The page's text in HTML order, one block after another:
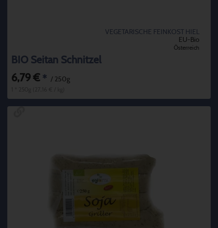
VEGETARISCHE FEINKOST HIEL
EU-Bio
Österreich
BIO Seitan Schnitzel
6,79 € * / 250g